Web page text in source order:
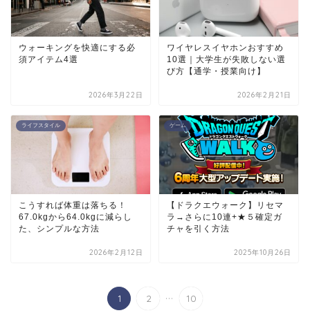
ウォーキングを快適にする必
須アイテム4選
2026年3月22日
ワイヤレスイヤホンおすすめ
10選｜大学生が失敗しない選
び方【通学・授業向け】
2026年2月21日
ライフスタイル
こうすれば体重は落ちる！
67.0kgから64.0kgに減らし
た、シンプルな方法
2026年2月12日
ゲーム
【ドラクエウォーク】リセマ
ラ→さらに10連+★５確定ガ
チャを引く方法
2025年10月26日
1 2 ... 10